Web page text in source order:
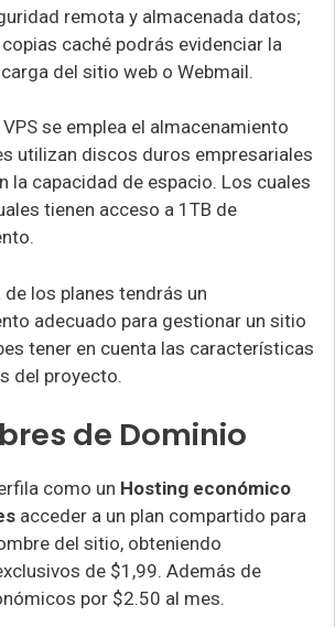
remota y almacenada datos;
caché podrás evidenciar la
del sitio web o Webmail.
se emplea el almacenamiento
utilizan discos duros empresariales
la capacidad de espacio. Los cuales
tienen acceso a 1TB de
de los planes tendrás un
adecuado para gestionar un sitio
tener en cuenta las características
del proyecto.
de Dominio
como un Hosting económico
acceder a un plan compartido para
del sitio, obteniendo
de $1,99. Además de
por $2.50 al mes.